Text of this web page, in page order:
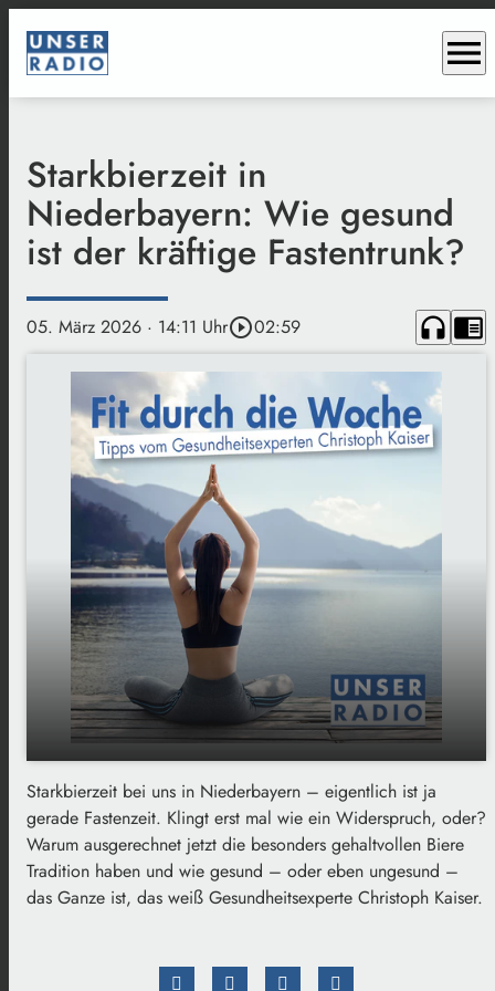
menu
Starkbierzeit in
Niederbayern: Wie gesund
ist der kräftige Fastentrunk?
05. März 2026 · 14:11 Uhrplay_circle_outline02:59 headphones chrome_reader_mode
play_arrow Starkbierzeit in Niederbayern: Wie gesund ist
der kräftige Fastentrunk?
00:00 02:59
Starkbierzeit bei uns in Niederbayern – eigentlich ist ja
gerade Fastenzeit. Klingt erst mal wie ein Widerspruch, oder?
Warum ausgerechnet jetzt die besonders gehaltvollen Biere
Tradition haben und wie gesund – oder eben ungesund –
das Ganze ist, das weiß Gesundheitsexperte Christoph Kaiser.